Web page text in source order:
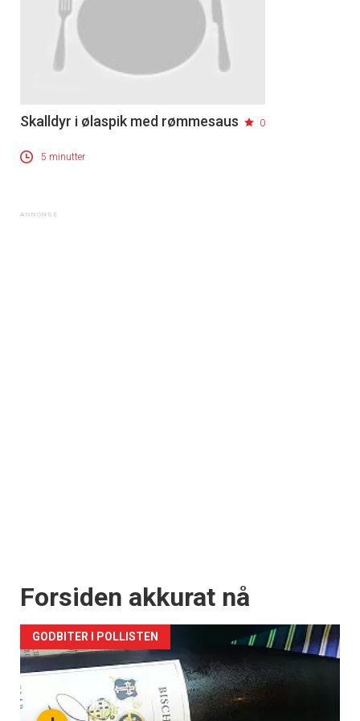
Skalldyr i ølaspik med rømmesaus 0
5 minutter
Forsiden akkurat nå
GODBITER I POLLISTEN